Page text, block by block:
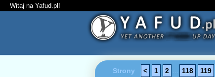
Witaj na Yafud.pl!
Strony < 1 2 118 119